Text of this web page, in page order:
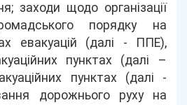
заходи щодо організації
порядку на
евакуацій (далі - ППЕ),
пунктах (далі –
пунктах (далі -
дорожнього руху на